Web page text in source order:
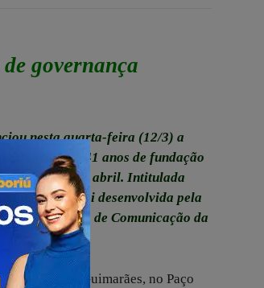
governança
nesta quarta-feira (12/3) a
celebrar os 141 anos de fundação
no dia 5 de abril. Intitulada
visual foi desenvolvida pela
a Assessoria de Comunicação da
Ulisses Guimarães, no Paço